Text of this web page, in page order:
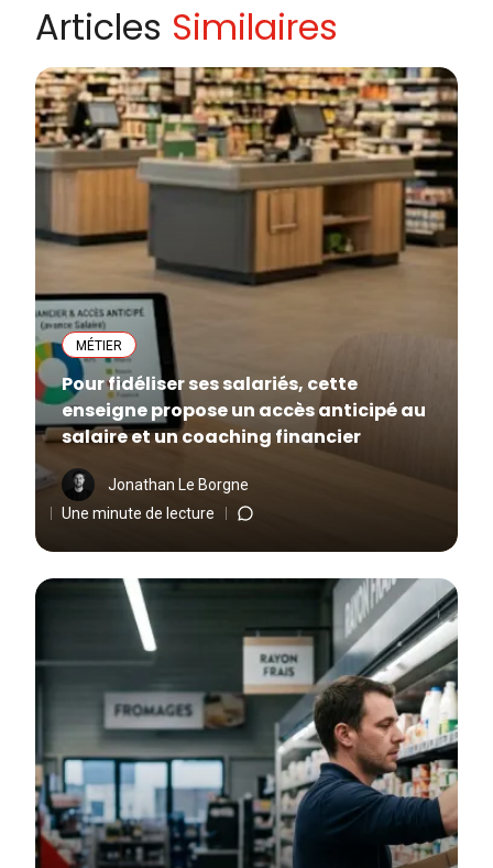
Articles Similaires
MÉTIER
Pour fidéliser ses salariés, cette
enseigne propose un accès anticipé au
salaire et un coaching financier
Jonathan Le Borgne
Une minute de lecture